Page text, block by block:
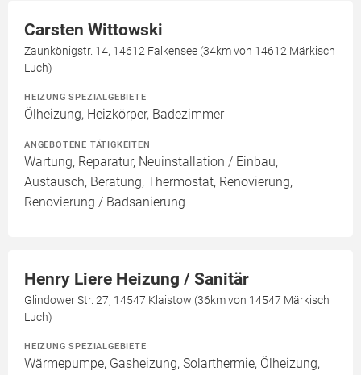
Carsten Wittowski
Zaunkönigstr. 14, 14612 Falkensee (34km von 14612 Märkisch
Luch)
HEIZUNG SPEZIALGEBIETE
Ölheizung, Heizkörper, Badezimmer
ANGEBOTENE TÄTIGKEITEN
Wartung, Reparatur, Neuinstallation / Einbau,
Austausch, Beratung, Thermostat, Renovierung,
Renovierung / Badsanierung
Henry Liere Heizung / Sanitär
Glindower Str. 27, 14547 Klaistow (36km von 14547 Märkisch
Luch)
HEIZUNG SPEZIALGEBIETE
Wärmepumpe, Gasheizung, Solarthermie, Ölheizung,